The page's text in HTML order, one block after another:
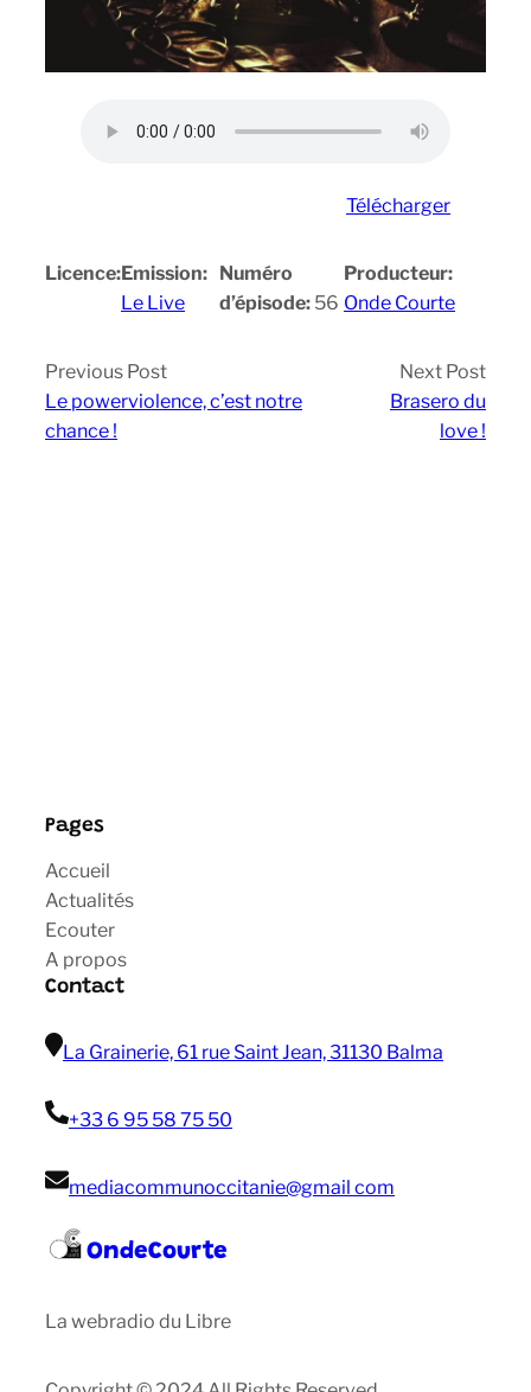
Télécharger
Licence:Emission:
Le Live
Numéro
d’épisode: 56
Producteur:
Onde Courte
Previous Post
Le powerviolence, c’est notre
chance !
Next Post
Brasero du
love !
Pages
Accueil
Actualités
Ecouter
A propos
Contact
La Grainerie, 61 rue Saint Jean, 31130 Balma
+33 6 95 58 75 50
mediacommunoccitanie@gmail com
OndeCourte
La webradio du Libre